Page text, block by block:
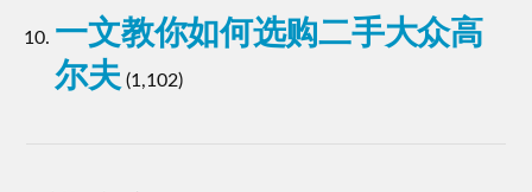
一文教你如何选购二手大众高
尔夫 (1,102)